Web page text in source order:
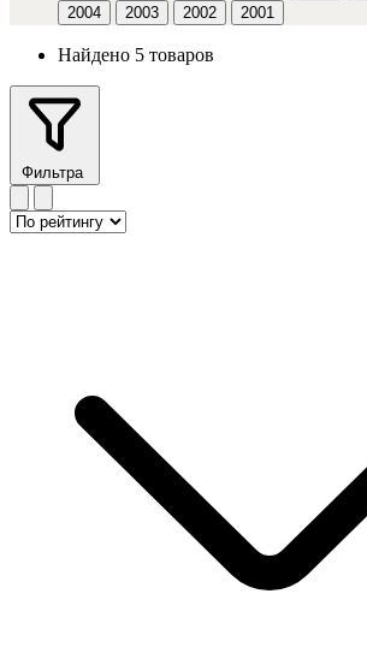
2004
2003 2002 2001
Найдено 5 товаров
Фильтра